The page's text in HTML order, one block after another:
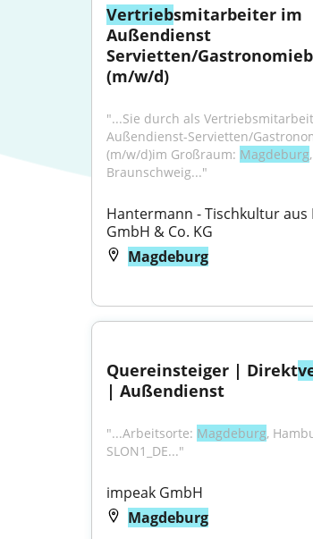
Vertriebsmitarbeiter im
Außendienst
Servietten/
(m/w/d)
"...Sie durch als
Außendienst-Servietten/
(m/w/d)im Großraum: Magdeburg,
Braunschweig..."
Hantermann - Tischkultur aus
GmbH & Co. KG
Magdeburg
Quereinsteiger | Direkt
| Außendienst
"...Arbeitsorte: Magdeburg,
SLON1_DE..."
impeak GmbH
Magdeburg